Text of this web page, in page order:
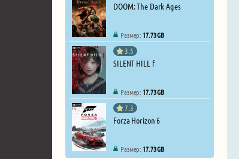
DOOM: The Dark Ages
Размер: 17.73 GB
3.5
SILENT HILL f
Размер: 17.73 GB
7.3
Forza Horizon 6
Размер: 17.73 GB